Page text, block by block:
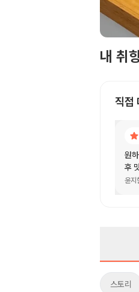
내 취
직접
원
후
윤지
스토리